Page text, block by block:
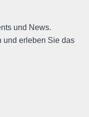
und News.
und erleben Sie das